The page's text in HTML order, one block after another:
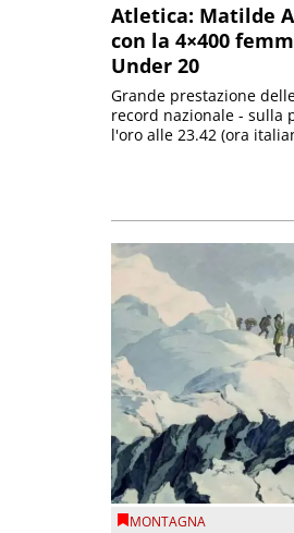
Atletica: Matilde
con la 4×400
Under 20
Grande prestazione
record nazionale - sulla
l'oro alle 23.42 (ora
MONTAGNA